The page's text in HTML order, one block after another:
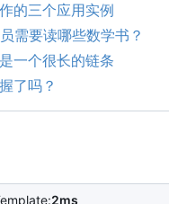
的三个应用实例
需要读哪些数学书？
一个很长的链条
了吗？
2ms